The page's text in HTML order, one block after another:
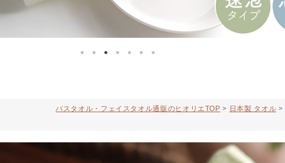
バスタオル・フェイスタオル通販のヒオリエTOP 日本製 タオル